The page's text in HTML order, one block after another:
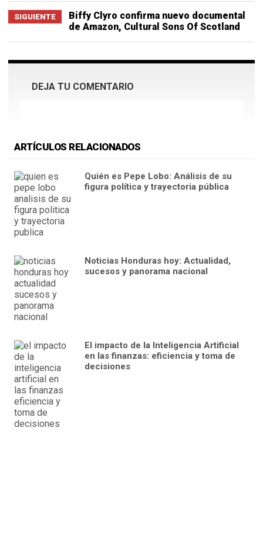
SIGUIENTE
Biffy Clyro confirma nuevo documental
de Amazon, Cultural Sons Of Scotland
DEJA TU COMENTARIO
ARTÍCULOS RELACIONADOS
Quién es Pepe Lobo: Análisis de su
figura política y trayectoria pública
Noticias Honduras hoy: Actualidad,
sucesos y panorama nacional
El impacto de la Inteligencia Artificial
en las finanzas: eficiencia y toma de
decisiones